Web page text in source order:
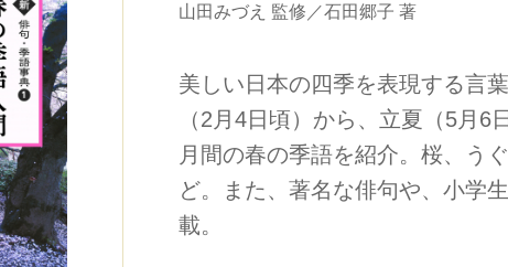
山田みづえ 監修／石田郷子 著
美しい日本の四季を表現する言
（2月4日頃）から、立夏（5月6
月間の春の季語を紹介。桜、う
ど。また、著名な俳句や、小学
載。